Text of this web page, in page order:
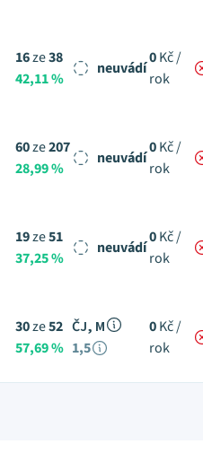
16ze38
42,11 %
neuvádí
0Kč /
rok
60ze207
28,99 %
neuvádí
0Kč /
rok
19ze51
37,25 %
neuvádí
0Kč /
rok
30ze52
57,69 %
ČJ, M
1,5
0Kč /
rok